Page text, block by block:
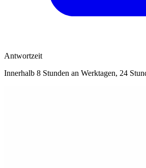
Antwortzeit
Innerhalb 8 Stunden an Werktagen, 24